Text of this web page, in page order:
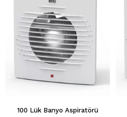
100 Lük Banyo Aspiratörü